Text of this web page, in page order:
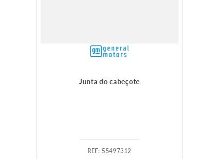
Junta do cabeçote
: 55497312